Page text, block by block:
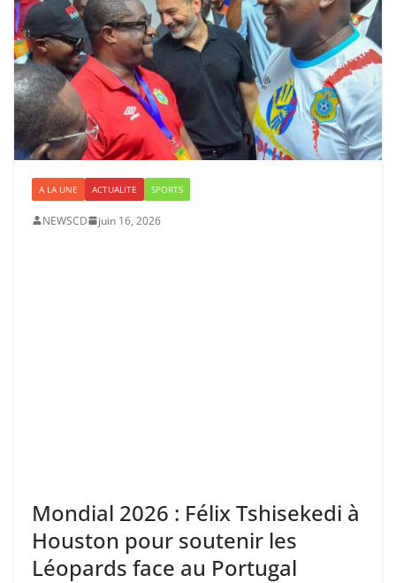
A LA UNE ACTUALITE SPORTS
NEWSCD juin 16, 2026
Mondial 2026 : Félix Tshisekedi à
Houston pour soutenir les
Léopards face au Portugal